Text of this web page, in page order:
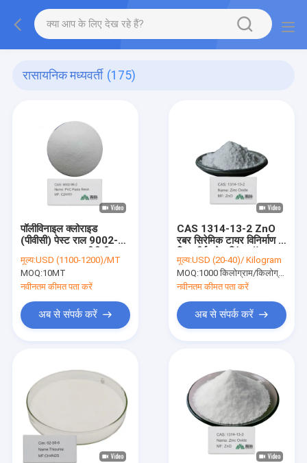
रासायनिक मध्यवर्ती (175)
पॉलीविनाइल क्लोराइड
(पीवीसी) पेस्ट राल 9002-
पीवीसी राल
मूल्य:USD (1100-1200)/MT
MOQ:10MT
नवीनतम कीमत पता करें
अब से संपर्क करें
CAS 1314-13-2 ZnO
रबर सिरेमिक टायर विनिर्माण के
75%
मूल्य:USD (20-40)/ Kilogram
MOQ:1000 किलोग्राम/किलोग्राम
नवीनतम कीमत पता करें
अब से संपर्क करें